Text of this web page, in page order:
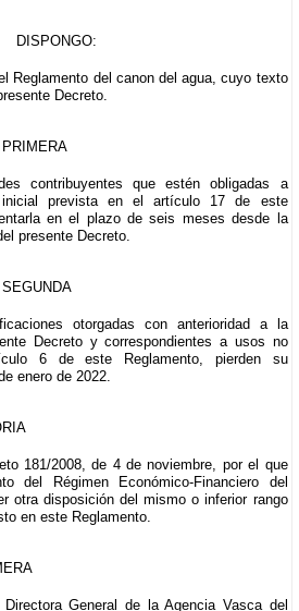
DISPONGO:
Reglamento del canon del agua, cuyo texto
Decreto.
contribuyentes que estén obligadas a
inicial prevista en el artículo 17 de este
en el plazo de seis meses desde la
presente Decreto.
otorgadas con anterioridad a la
Decreto y correspondientes a usos no
6 de este Reglamento, pierden su
enero de 2022.
181/2008, de 4 de noviembre, por el que
del Régimen Económico-Financiero del
otra disposición del mismo o inferior rango
en este Reglamento.
General de la Agencia Vasca del